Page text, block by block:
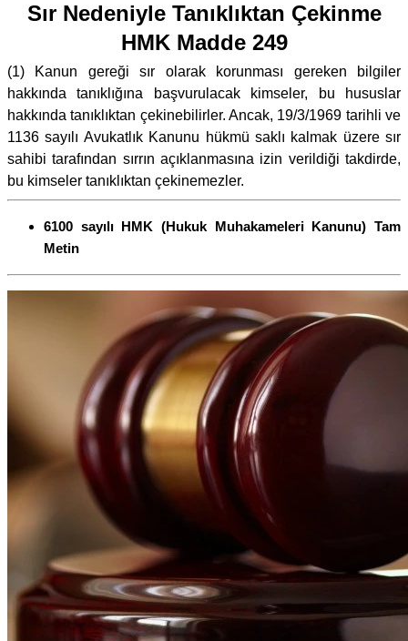
Sır Nedeniyle Tanıklıktan Çekinme
HMK Madde 249
(1) Kanun gereği sır olarak korunması gereken bilgiler
hakkında tanıklığına başvurulacak kimseler, bu hususlar
hakkında tanıklıktan çekinebilirler. Ancak, 19/3/1969 tarihli ve
1136 sayılı Avukatlık Kanunu hükmü saklı kalmak üzere sır
sahibi tarafından sırrın açıklanmasına izin verildiği takdirde,
bu kimseler tanıklıktan çekinemezler.
6100 sayılı HMK (Hukuk Muhakameleri Kanunu) Tam
Metin